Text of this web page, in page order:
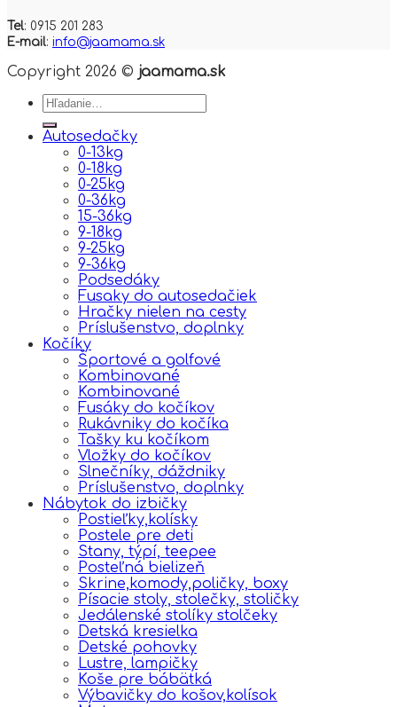
Tel: 0915 201 283
E-mail: info@jaamama.sk
Copyright 2026 © jaamama.sk
Hľadať:
Autosedačky
0-13kg
0-18kg
0-25kg
0-36kg
15-36kg
9-18kg
9-25kg
9-36kg
Podsedáky
Fusaky do autosedačiek
Hračky nielen na cesty
Príslušenstvo, doplnky
Kočíky
Športové a golfové
Kombinované
Kombinované
Fusáky do kočíkov
Rukávniky do kočíka
Tašky ku kočíkom
Vložky do kočíkov
Slnečníky, dáždniky
Príslušenstvo, doplnky
Nábytok do izbičky
Postieľky,kolísky
Postele pre deti
Stany, týpí, teepee
Posteľná bielizeň
Skrine,komody,poličky, boxy
Písacie stoly, stolečky, stoličky
Jedálenské stolíky stolčeky
Detská kresielka
Detské pohovky
Lustre, lampičky
Koše pre bábätká
Výbavičky do košov,kolísok